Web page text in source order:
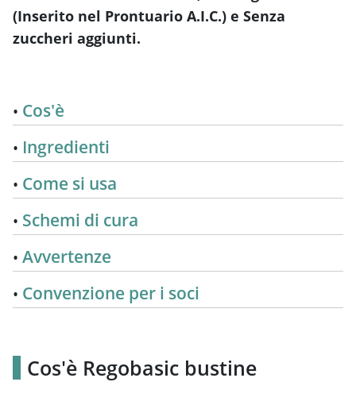
(Inserito nel Prontuario A.I.C.) e Senza
zuccheri aggiunti.
Cos'è
Ingredienti
Come si usa
Schemi di cura
Avvertenze
Convenzione per i soci
Cos'è Regobasic bustine